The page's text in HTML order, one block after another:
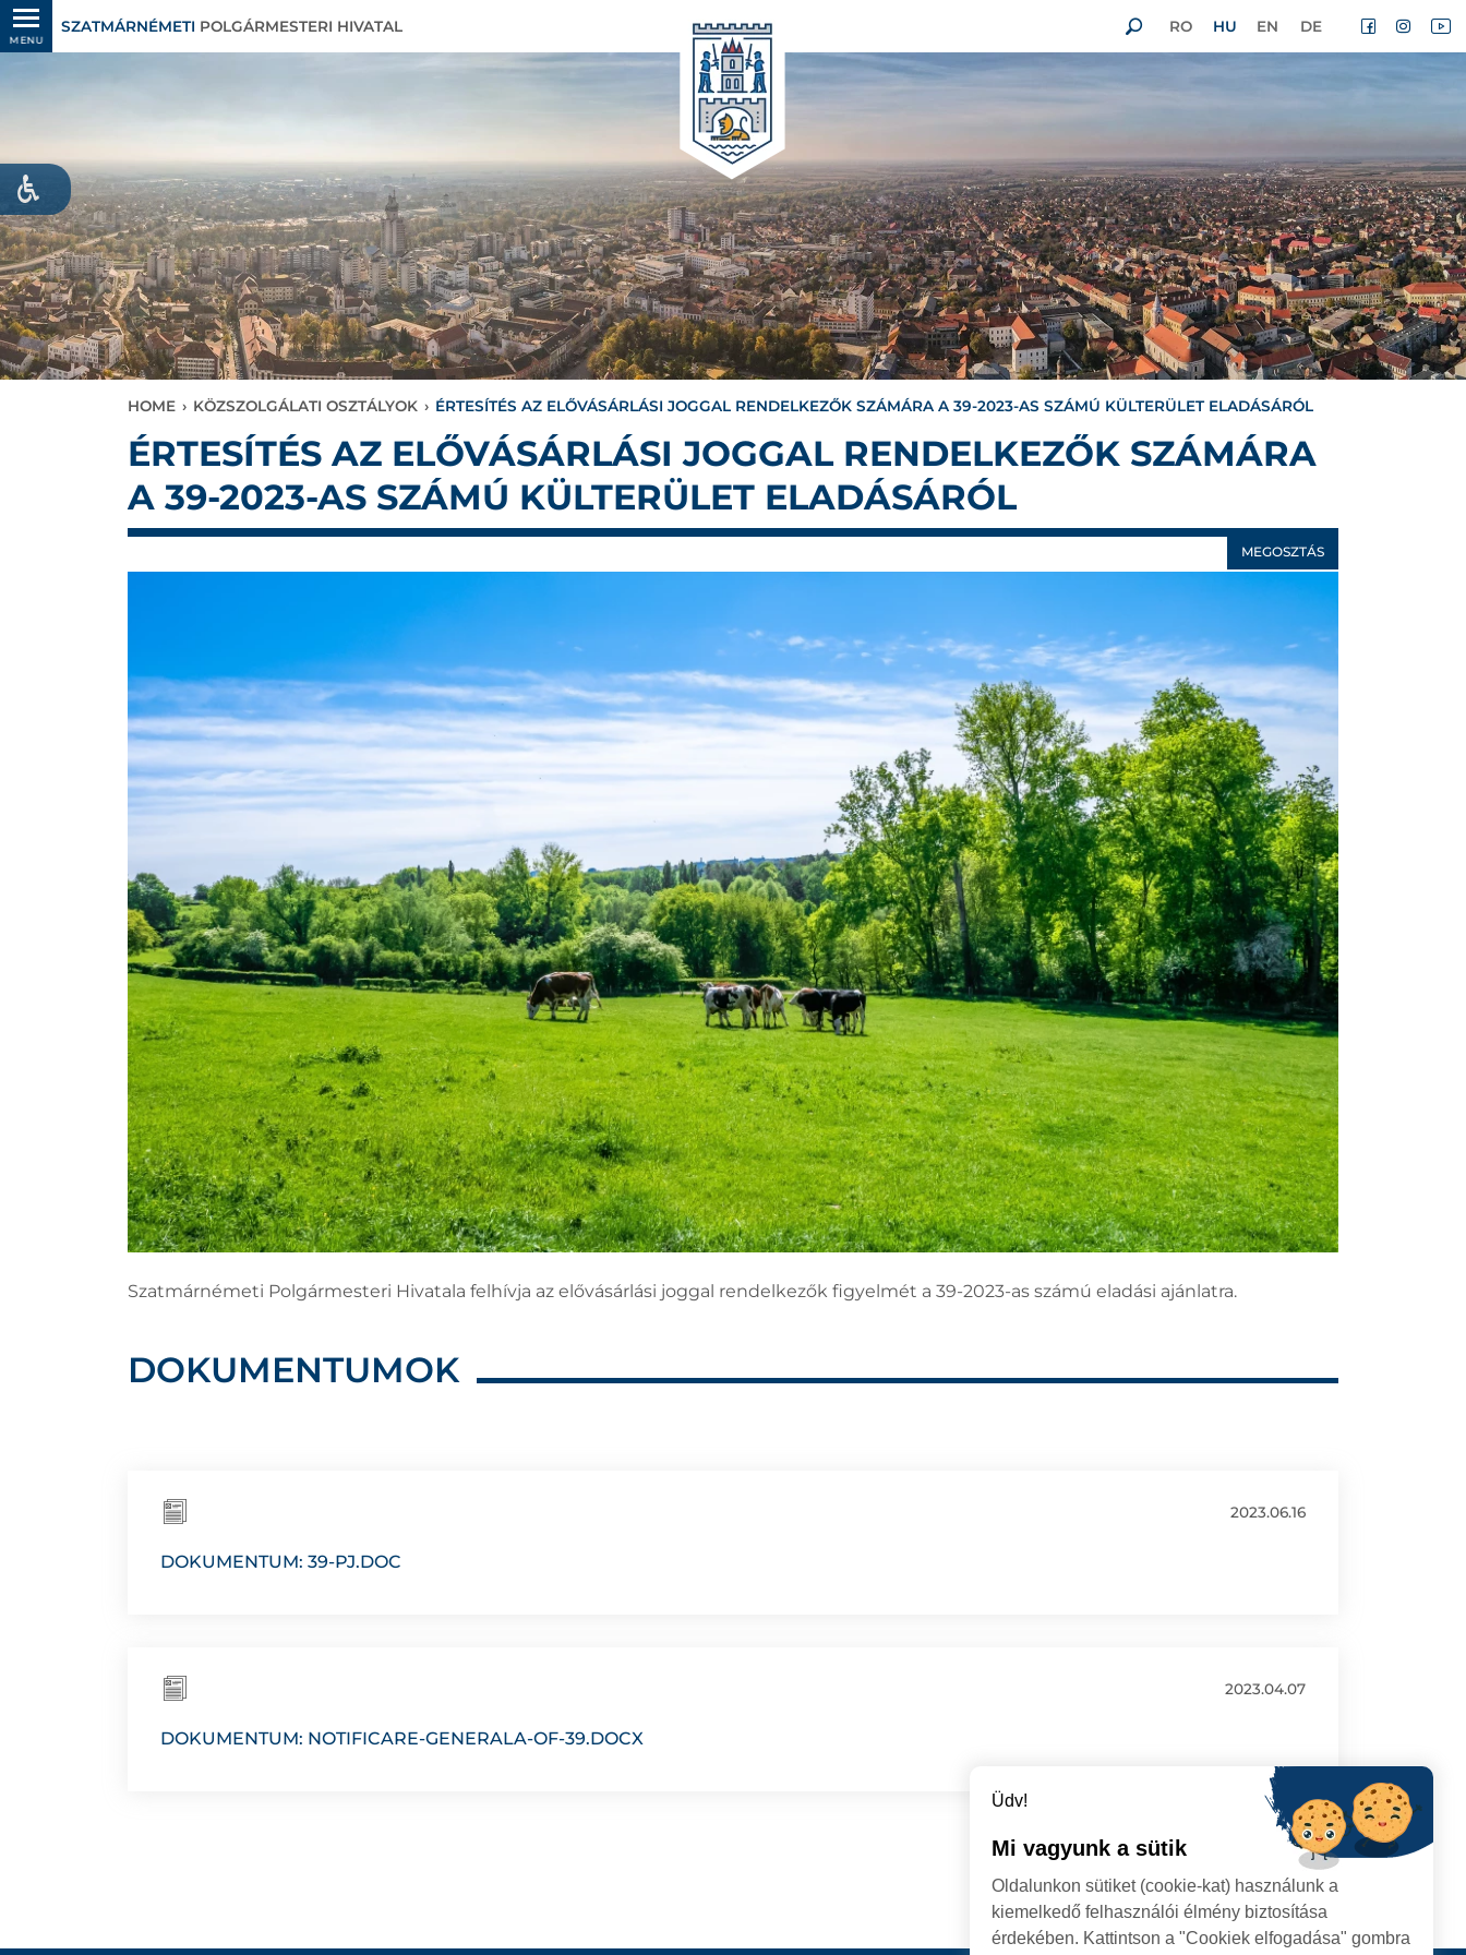
MENU
SZATMÁRNÉMETI POLGÁRMESTERI HIVATAL RO HU EN DE
HOME › KÖZSZOLGÁLATI OSZTÁLYOK › ÉRTESÍTÉS AZ ELŐVÁSÁRLÁSI JOGGAL RENDELKEZŐK SZÁMÁRA A 39-2023-AS SZÁMÚ KÜLTERÜLET ELADÁSÁRÓL
ÉRTESÍTÉS AZ ELŐVÁSÁRLÁSI JOGGAL RENDELKEZŐK SZÁMÁRA
A 39-2023-AS SZÁMÚ KÜLTERÜLET ELADÁSÁRÓL
MEGOSZTÁS
Szatmárnémeti Polgármesteri Hivatala felhívja az elővásárlási joggal rendelkezők figyelmét a 39-2023-as számú eladási ajánlatra.
DOKUMENTUMOK
2023.06.16
DOKUMENTUM: 39-PJ.DOC
2023.04.07
DOKUMENTUM: NOTIFICARE-GENERALA-OF-39.DOCX
Üdv!
Mi vagyunk a sütik
Oldalunkon sütiket (cookie-kat) használunk a
kiemelkedő felhasználói élmény biztosítása
érdekében. Kattintson a "Cookiek elfogadása" gombra